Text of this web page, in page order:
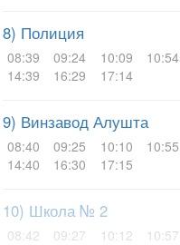
8) Полиция
08:39 09:24 10:09 10:54
14:39
16:29 17:14
9) Винзавод Алушта
08:40 09:25 10:10 10:55
14:40
16:30 17:15
10) Школа № 2
08:42 09:27 10:12 10:57